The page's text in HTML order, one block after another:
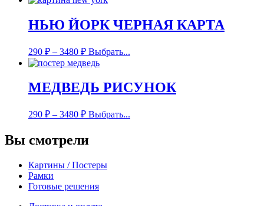
НЬЮ ЙОРК ЧЕРНАЯ КАРТА
290 ₽ – 3480 ₽ Выбрать...
МЕДВЕДЬ РИСУНОК
290 ₽ – 3480 ₽ Выбрать...
Вы смотрели
Картины / Постеры
Рамки
Готовые решения